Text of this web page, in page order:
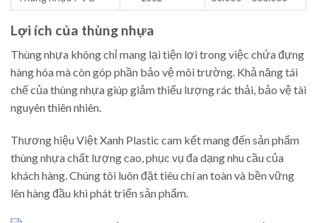
Lợi ích của thùng nhựa
Thùng nhựa không chỉ mang lại tiện lợi trong việc chứa đựng
hàng hóa mà còn góp phần bảo vệ môi trường. Khả năng tái
chế của thùng nhựa giúp giảm thiểu lượng rác thải, bảo vệ tài
nguyên thiên nhiên.
Thương hiệu Việt Xanh Plastic cam kết mang đến sản phẩm
thùng nhựa chất lượng cao, phục vụ đa dạng nhu cầu của
khách hàng. Chúng tôi luôn đặt tiêu chí an toàn và bền vững
lên hàng đầu khi phát triển sản phẩm.